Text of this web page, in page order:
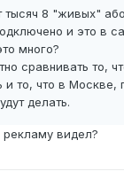
тысяч 8 "живых"
и это в
много?
сравнивать то,
и то, что в Москве,
делать.
рекламу видел?